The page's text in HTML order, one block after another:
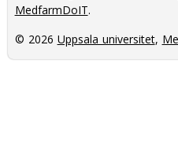
MedfarmDoIT.
© 2026 Uppsala universitet,